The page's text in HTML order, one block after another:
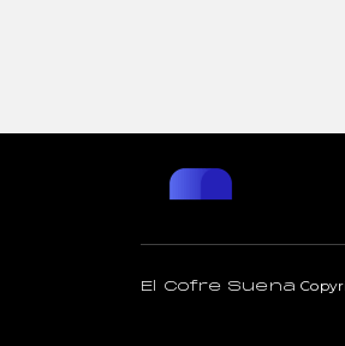
El Cofre Suena